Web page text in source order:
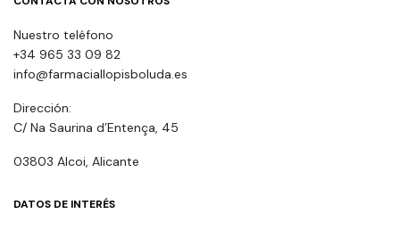
Nuestro teléfono
+34 965 33 09 82
info@farmaciallopisboluda.es
Dirección:
C/ Na Saurina d’Entença, 45
03803 Alcoi, Alicante
DATOS DE INTERÉS